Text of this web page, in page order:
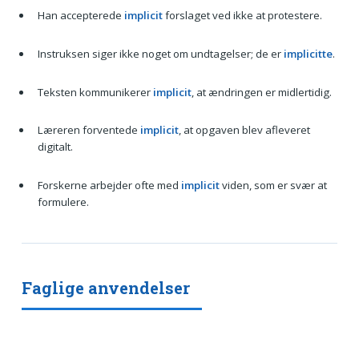
Han accepterede implicitforslaget ved ikke at protestere.
Instruksen siger ikke noget om undtagelser; de er implicitte.
Teksten kommunikerer implicit, at ændringen er midlertidig.
Læreren forventede implicit, at opgaven blev afleveret
digitalt.
Forskerne arbejder ofte med implicitviden, som er svær at
formulere.
Faglige anvendelser